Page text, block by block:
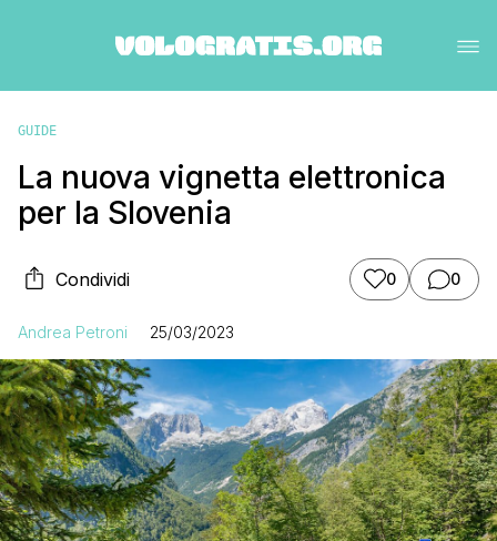
GUIDE
La nuova vignetta elettronica
per la Slovenia
Condividi 0 0
Andrea Petroni 25/03/2023